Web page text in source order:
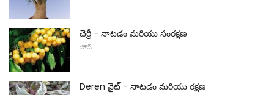
చెర్రీ - నాటడం మరియు సంరక్షణ
హౌస్
Deren వైట్ - నాటడం మరియు రక్షణ